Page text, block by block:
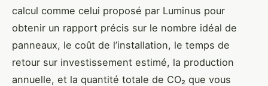
calcul comme celui proposé par Luminus pour
obtenir un rapport précis sur le nombre idéal de
panneaux, le coût de l’installation, le temps de
retour sur investissement estimé, la production
annuelle, et la quantité totale de CO₂ que vous